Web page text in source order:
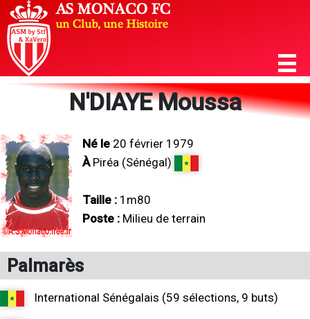
N'DIAYE Moussa
Né le 20 février 1979
ÀPiréa (Sénégal)
Taille : 1m80
Poste : Milieu de terrain
Palmarès
International Sénégalais (59 sélections, 9 buts)